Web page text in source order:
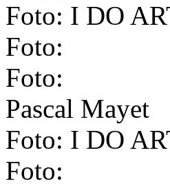
Foto: I DO
Foto:
Foto:
Pascal Mayet
Foto: I DO
Foto: